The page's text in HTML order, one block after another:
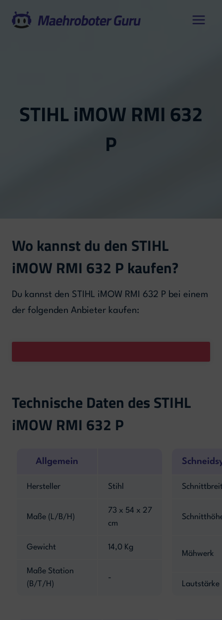
Inhalt
STIHL iMOW RMI 632
P
Wo kannst du den STIHL
iMOW RMI 632 P kaufen?
Du kannst den STIHL iMOW RMI 632 P bei einem
der folgenden Anbieter kaufen:
Technische Daten des STIHL
iMOW RMI 632 P
Allgemein
Hersteller Stihl
Maße (L/B/H)
73 x 54 x 27
cm
Gewicht 14,0 Kg
Maße Station
(B/T/H)
-
Mähwerk
Lautstärke